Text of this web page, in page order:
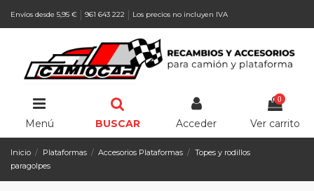
Envíos desde 5,95 € 961 643 222 Los precios no incluyen IVA
Menú BUSCAR Acceder
0
Ver carrito
Inicio Plataformas Accesorios Plataformas
Topes y rodillos
paragolpes